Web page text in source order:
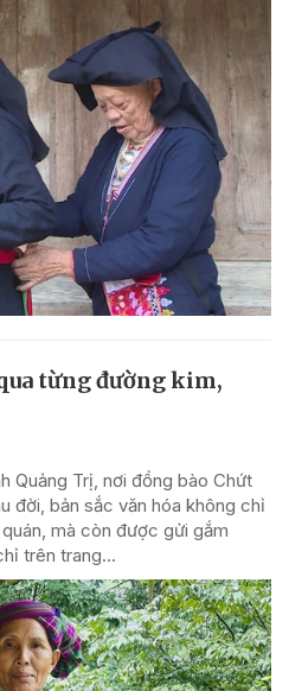
từng đường kim,
Quảng Trị, nơi đồng bào Chứt
đời, bản sắc văn hóa không chỉ
mà còn được gửi gắm
trên trang...